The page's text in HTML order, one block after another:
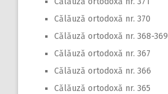
Călăuză ortodoxă nr. 370
Călăuză ortodoxă nr. 368-369
Călăuză ortodoxă nr. 367
Călăuză ortodoxă nr. 366
Călăuză ortodoxă nr. 365